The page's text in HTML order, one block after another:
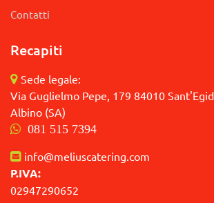
Contatti
Recapiti
Sede legale:
Via Guglielmo Pepe, 179 84010
Albino (SA)
081 515 7394
info@meliuscatering.com
P.IVA:
02947290652